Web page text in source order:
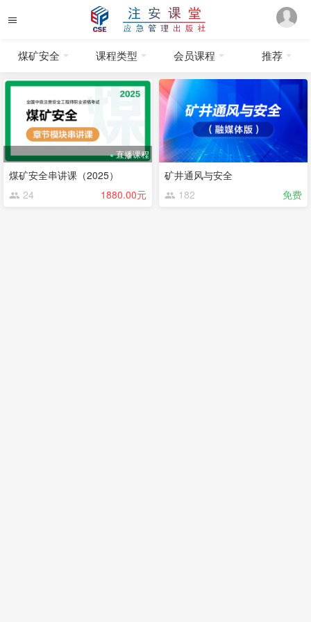
煤矿安全 课程类型 会员课程 推荐
直播课程
煤矿安全串讲课（2025）
24
1880.00元
矿井通风与安全
182
免费